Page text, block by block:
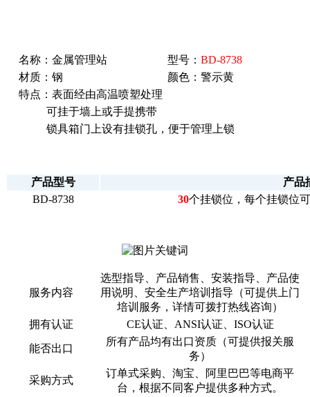
名称：金属管理站 型号： BD-8738
材质：钢
颜色：警示黄
特点：表面经由高温喷塑处理
可挂于墙上或手提携带
锁具箱门上设有挂锁孔，便于管理上锁
产品型号
产品
BD-8738
30个挂锁位，每个挂锁位
服务内容
选型指导、产品销售、安装指导、产品使
用说明、安全生产培训指导（可提供上门
培训服务，详情可拨打热线咨询）
拥有认证
CE认证、ANSI认证、ISO认证
能否出口
所有产品均有出口资质（可提供报关服
务）
采购方式
订单式采购、淘宝、阿里巴巴等电商平
台，根据不同客户提供多种方式。